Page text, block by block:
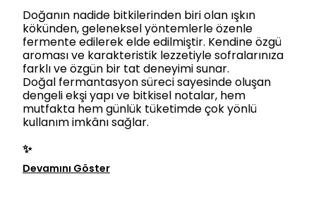
Doğanın nadide bitkilerinden biri olan ışkın
kökünden, geleneksel yöntemlerle özenle
fermente edilerek elde edilmiştir. Kendine özgü
aroması ve karakteristik lezzetiyle sofralarınıza
farklı ve özgün bir tat deneyimi sunar.
Doğal fermantasyon süreci sayesinde oluşan
dengeli ekşi yapı ve bitkisel notalar, hem
mutfakta hem günlük tüketimde çok yönlü
kullanım imkânı sağlar.
✨
Devamını Göster